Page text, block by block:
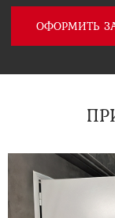
ОФОРМИТЬ